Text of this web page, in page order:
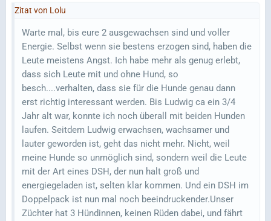
Zitat von Lolu
Warte mal, bis eure 2 ausgewachsen sind und voller
Energie. Selbst wenn sie bestens erzogen sind, haben die
Leute meistens Angst. Ich habe mehr als genug erlebt,
dass sich Leute mit und ohne Hund, so
besch....verhalten, dass sie für die Hunde genau dann
erst richtig interessant werden. Bis Ludwig ca ein 3/4
Jahr alt war, konnte ich noch überall mit beiden Hunden
laufen. Seitdem Ludwig erwachsen, wachsamer und
lauter geworden ist, geht das nicht mehr. Nicht, weil
meine Hunde so unmöglich sind, sondern weil die Leute
mit der Art eines DSH, der nun halt groß und
energiegeladen ist, selten klar kommen. Und ein DSH im
Doppelpack ist nun mal noch beeindruckender.Unser
Züchter hat 3 Hündinnen, keinen Rüden dabei, und fährt